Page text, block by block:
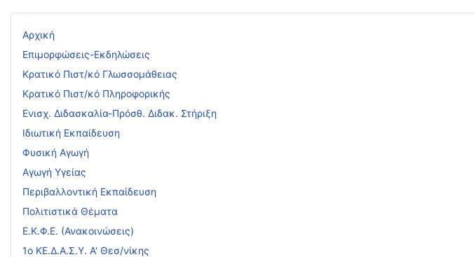
Αρχική
Επιμορφώσεις-Εκδηλώσεις
Κρατικό Πιστ/κό Γλωσσομάθειας
Κρατικό Πιστ/κό Πληροφορικής
Ενισχ. Διδασκαλία-Πρόσθ. Διδακ. Στήριξη
Ιδιωτική Εκπαίδευση
Φυσική Αγωγή
Αγωγή Υγείας
Περιβαλλοντική Εκπαίδευση
Πολιτιστικά Θέματα
Ε.Κ.Φ.Ε. (Ανακοινώσεις)
1ο ΚΕ.Δ.Α.Σ.Υ. Α' Θεσ/νίκης